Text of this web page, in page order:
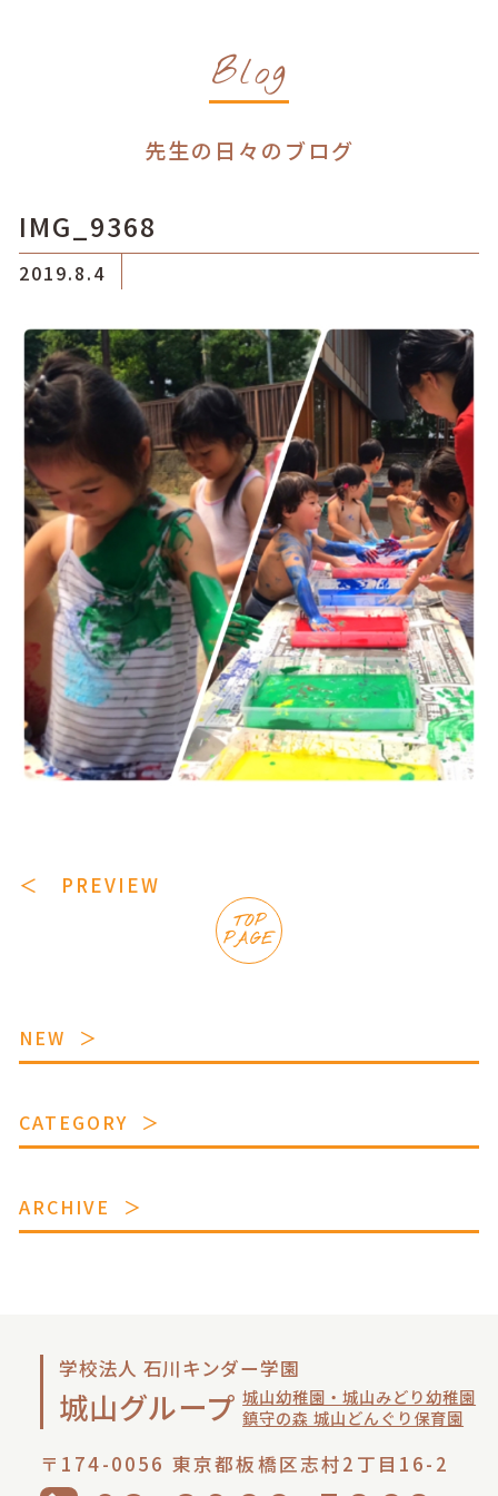
Blog
先生の日々のブログ
IMG_9368
2019.8.4
＜ PREVIEW
TOP
PAGE
NEW
CATEGORY
ARCHIVE
学校法人 石川キンダー学園
城山グループ 城山幼稚園・城山みどり幼稚園
鎮守の森 城山どんぐり保育園
〒174-0056 東京都板橋区志村2丁目16-2